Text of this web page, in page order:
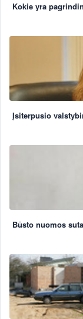
Kokie yra
Įsiterpusio
Būsto nuomos